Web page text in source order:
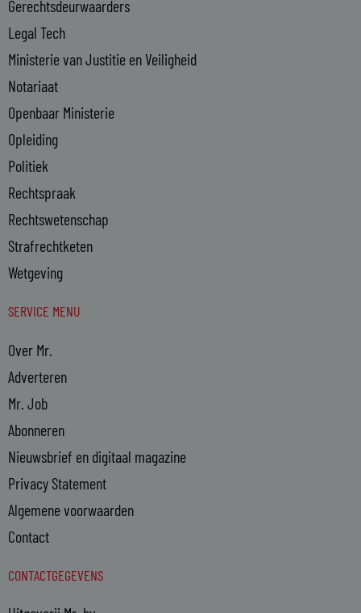
n
Gerechtsdeurwaarders
Legal Tech
Ministerie van Justitie en Veiligheid
Notariaat
Openbaar Ministerie
Opleiding
Politiek
Rechtspraak
Rechtswetenschap
Strafrechtketen
Wetgeving
SERVICE MENU
Over Mr.
Adverteren
Mr. Job
Abonneren
Nieuwsbrief en digitaal magazine
Privacy Statement
Algemene voorwaarden
Contact
CONTACTGEGEVENS